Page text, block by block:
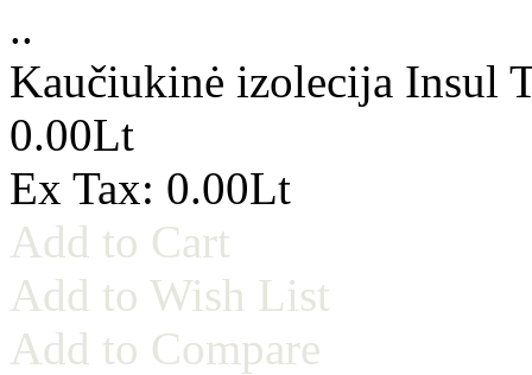
..
Kaučiukinė izolecija Insul
0.00Lt
Ex Tax: 0.00Lt
Add to Cart
Add to Wish List
Add to Compare